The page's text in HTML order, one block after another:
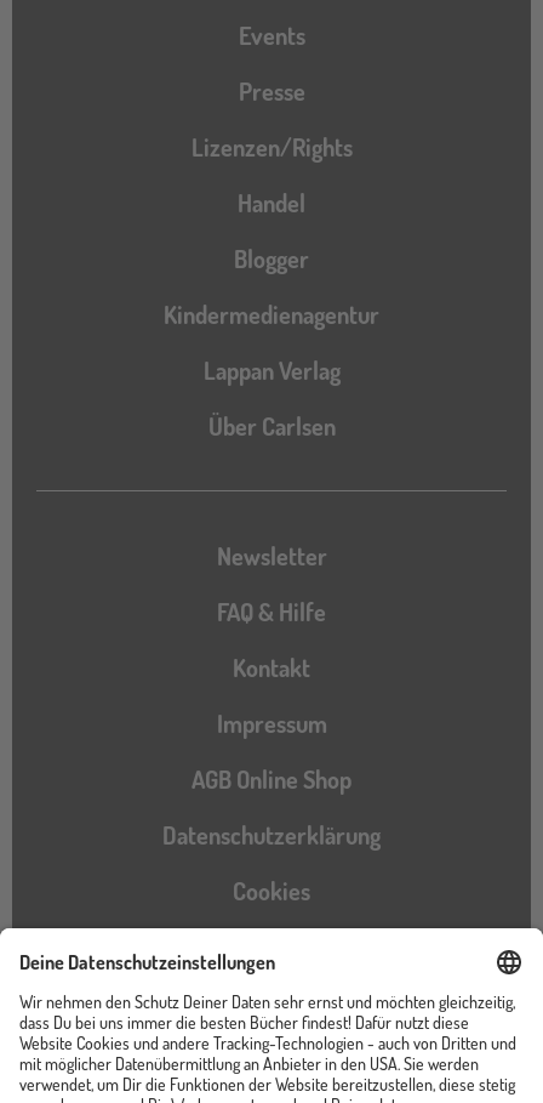
Events
Presse
Lizenzen/Rights
Handel
Blogger
Kindermedienagentur
Lappan Verlag
Über Carlsen
Newsletter
FAQ & Hilfe
Kontakt
Impressum
AGB Online Shop
Datenschutzerklärung
Cookies
Barrierefreiheitserklärung
Instagram
TikTokPinterestYouTubeFacebook